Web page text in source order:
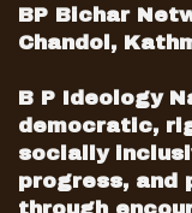
सहितको आर्थिक
प्राथमिकता
समान वितरणमा
अर्थतन्त्रमा
गरेपछि मात्र
BP Bichar
Chandol,
B P Ideology
democratic,
socially
progress, and